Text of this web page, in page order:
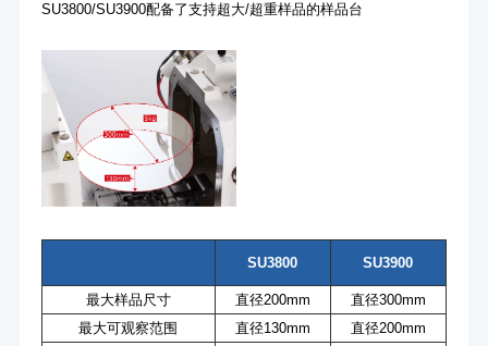
SU3800/SU3900配备了支持超大/超重样品的样品台
SU3800 SU3900
最大样品尺寸 直径200mm
直径300mm
最大可观察范围
直径130mm
直径200mm